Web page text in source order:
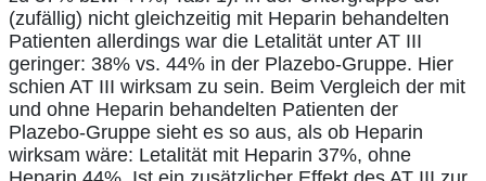
(zufällig) nicht gleichzeitig mit Heparin behandelten
Patienten allerdings war die Letalität unter AT III
geringer: 38% vs. 44% in der Plazebo-Gruppe. Hier
schien AT III wirksam zu sein. Beim Vergleich der mit
und ohne Heparin behandelten Patienten der
Plazebo-Gruppe sieht es so aus, als ob Heparin
wirksam wäre: Letalität mit Heparin 37%, ohne